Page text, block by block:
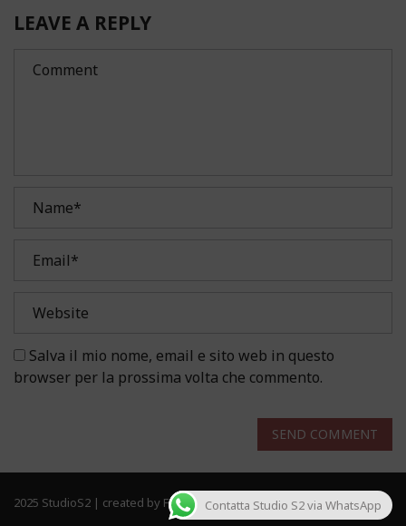
LEAVE A REPLY
Salva il mio nome, email e sito web in questo
browser per la prossima volta che commento.
SEND COMMENT
2025 StudioS2 | created by Frau Solutions. All rights reserved.
Contatta Studio S2 via WhatsApp